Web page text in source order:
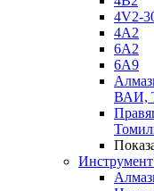
4V2-
4А2
6A2
6A9
ВАИ,